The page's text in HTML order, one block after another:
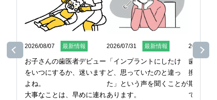
2026/08/07 最新情報
お子さんの歯医者デビュー
をいつにするか、迷います
よね。
大事なことは、早めに連れ
2026/07/31 最新情報
「インプラントにしたけ
ど、思っていたのと違っ
た」という声を聞くことが
あります。
2026/07/
歯ブラ
換して
期間ま
で決め